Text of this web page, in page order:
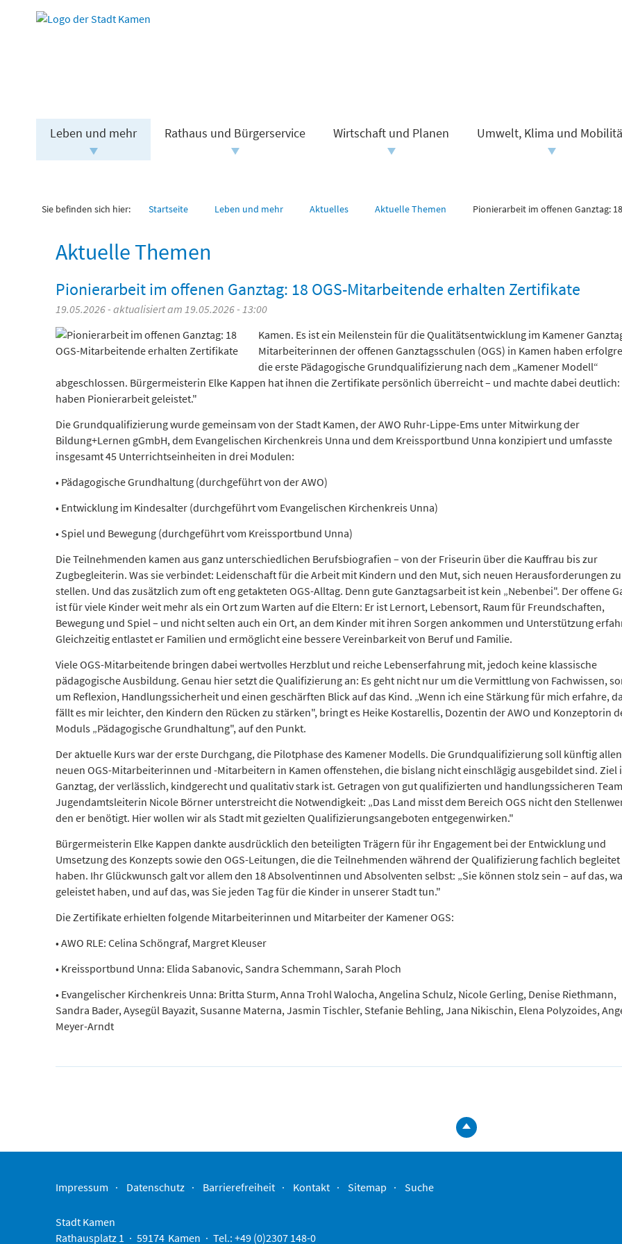
Leben und mehr Rathaus und Bürgerservice Wirtschaft und Planen Umwelt, Klima und
Sie befinden sich hier: Startseite Leben und mehr Aktuelles Aktuelle Themen Pionierarbeit im offenen Ganztag:
Aktuelle Themen
Pionierarbeit im offenen Ganztag: 18 OGS-Mitarbeitende erhalten Zertifikate
19.05.2026 - aktualisiert am 19.05.2026 - 13:00
Kamen. Es ist ein Meilenstein für die Qualitätsentwicklung im Kamener
Mitarbeiterinnen der offenen Ganztagsschulen (OGS) in Kamen haben
die erste Pädagogische Grundqualifizierung nach dem „Kamener Modell“
abgeschlossen. Bürgermeisterin Elke Kappen hat ihnen die Zertifikate persönlich überreicht – und machte dabei deutlich:
haben Pionierarbeit geleistet."
Die Grundqualifizierung wurde gemeinsam von der Stadt Kamen, der AWO Ruhr-Lippe-Ems unter Mitwirkung der
Bildung+Lernen gGmbH, dem Evangelischen Kirchenkreis Unna und dem Kreissportbund Unna konzipiert und umfasste
insgesamt 45 Unterrichtseinheiten in drei Modulen:
• Pädagogische Grundhaltung (durchgeführt von der AWO)
• Entwicklung im Kindesalter (durchgeführt vom Evangelischen Kirchenkreis Unna)
• Spiel und Bewegung (durchgeführt vom Kreissportbund Unna)
Die Teilnehmenden kamen aus ganz unterschiedlichen Berufsbiografien – von der Friseurin über die Kauffrau bis zur
Zugbegleiterin. Was sie verbindet: Leidenschaft für die Arbeit mit Kindern und den Mut, sich neuen Herausforderungen zu
stellen. Und das zusätzlich zum oft eng getakteten OGS-Alltag. Denn gute Ganztagsarbeit ist kein „Nebenbei". Der offene
ist für viele Kinder weit mehr als ein Ort zum Warten auf die Eltern: Er ist Lernort, Lebensort, Raum für Freundschaften,
Bewegung und Spiel – und nicht selten auch ein Ort, an dem Kinder mit ihren Sorgen ankommen und Unterstützung
Gleichzeitig entlastet er Familien und ermöglicht eine bessere Vereinbarkeit von Beruf und Familie.
Viele OGS-Mitarbeitende bringen dabei wertvolles Herzblut und reiche Lebenserfahrung mit, jedoch keine klassische
pädagogische Ausbildung. Genau hier setzt die Qualifizierung an: Es geht nicht nur um die Vermittlung von Fachwissen,
um Reflexion, Handlungssicherheit und einen geschärften Blick auf das Kind. „Wenn ich eine Stärkung für mich erfahre,
fällt es mir leichter, den Kindern den Rücken zu stärken", bringt es Heike Kostarellis, Dozentin der AWO und Konzeptorin
Moduls „Pädagogische Grundhaltung", auf den Punkt.
Der aktuelle Kurs war der erste Durchgang, die Pilotphase des Kamener Modells. Die Grundqualifizierung soll künftig allen
neuen OGS-Mitarbeiterinnen und -Mitarbeitern in Kamen offenstehen, die bislang nicht einschlägig ausgebildet sind. Ziel
Ganztag, der verlässlich, kindgerecht und qualitativ stark ist. Getragen von gut qualifizierten und handlungssicheren
Jugendamtsleiterin Nicole Börner unterstreicht die Notwendigkeit: „Das Land misst dem Bereich OGS nicht den
den er benötigt. Hier wollen wir als Stadt mit gezielten Qualifizierungsangeboten entgegenwirken."
Bürgermeisterin Elke Kappen dankte ausdrücklich den beteiligten Trägern für ihr Engagement bei der Entwicklung und
Umsetzung des Konzepts sowie den OGS-Leitungen, die die Teilnehmenden während der Qualifizierung fachlich begleitet
haben. Ihr Glückwunsch galt vor allem den 18 Absolventinnen und Absolventen selbst: „Sie können stolz sein – auf das,
geleistet haben, und auf das, was Sie jeden Tag für die Kinder in unserer Stadt tun."
Die Zertifikate erhielten folgende Mitarbeiterinnen und Mitarbeiter der Kamener OGS:
• AWO RLE: Celina Schöngraf, Margret Kleuser
• Kreissportbund Unna: Elida Sabanovic, Sandra Schemmann, Sarah Ploch
• Evangelischer Kirchenkreis Unna: Britta Sturm, Anna Trohl Walocha, Angelina Schulz, Nicole Gerling, Denise Riethmann,
Sandra Bader, Aysegül Bayazit, Susanne Materna, Jasmin Tischler, Stefanie Behling, Jana Nikischin, Elena Polyzoides,
Meyer-Arndt
zum
Impressum Datenschutz Barrierefreiheit Kontakt Sitemap Suche
Stadt Kamen
Rathausplatz 1
59174 Kamen Tel.: +49 (0)2307 148-0